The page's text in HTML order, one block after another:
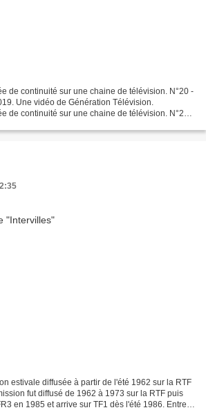
de continuité sur une chaine de télévision. N°20 -
Une vidéo de Génération Télévision.
de continuité sur une chaine de télévision. N°20 -
estivale diffusée à partir de l'été 1962 sur la RTF
fut diffusé de 1962 à 1973 sur la RTF puis
en 1985 et arrive sur TF1 dès l'été 1986. Entre